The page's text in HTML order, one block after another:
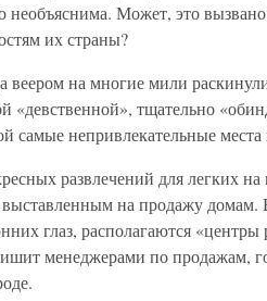
необъяснима. Может, это
их страны?
веером на многие мили
«девственной», тщательно
самые непривлекательные места
развлечений для легких
выставленным на продажу
глаз, располагаются
менеджерами по продажам,